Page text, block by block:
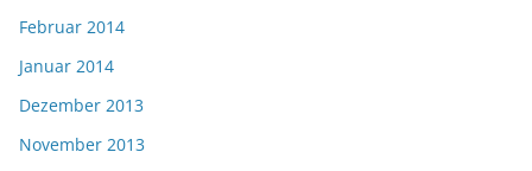
Februar 2014
Januar 2014
Dezember 2013
November 2013